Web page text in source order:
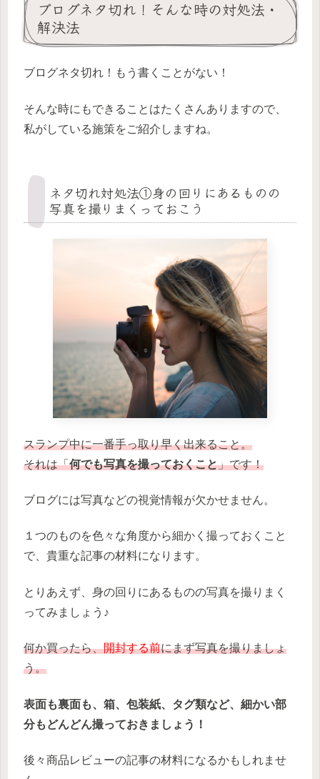
ブログネタ切れ！そんな時の対処法・
解決法
ブログネタ切れ！もう書くことがない！
そんな時にもできることはたくさんありますので、
私がしている施策をご紹介しますね。
ネタ切れ対処法①身の回りにあるものの
写真を撮りまくっておこう
スランプ中に一番手っ取り早く出来ること。
それは「何でも写真を撮っておくこと」です！
ブログには写真などの視覚情報が欠かせません。
１つのものを色々な角度から細かく撮っておくこと
で、貴重な記事の材料になります。
とりあえず、身の回りにあるものの写真を撮りまく
ってみましょう♪
何か買ったら、開封する前にまず写真を撮りましょ
う。
表面も裏面も、箱、包装紙、タグ類など、細かい部
分もどんどん撮っておきましょう！
後々商品レビューの記事の材料になるかもしれませ